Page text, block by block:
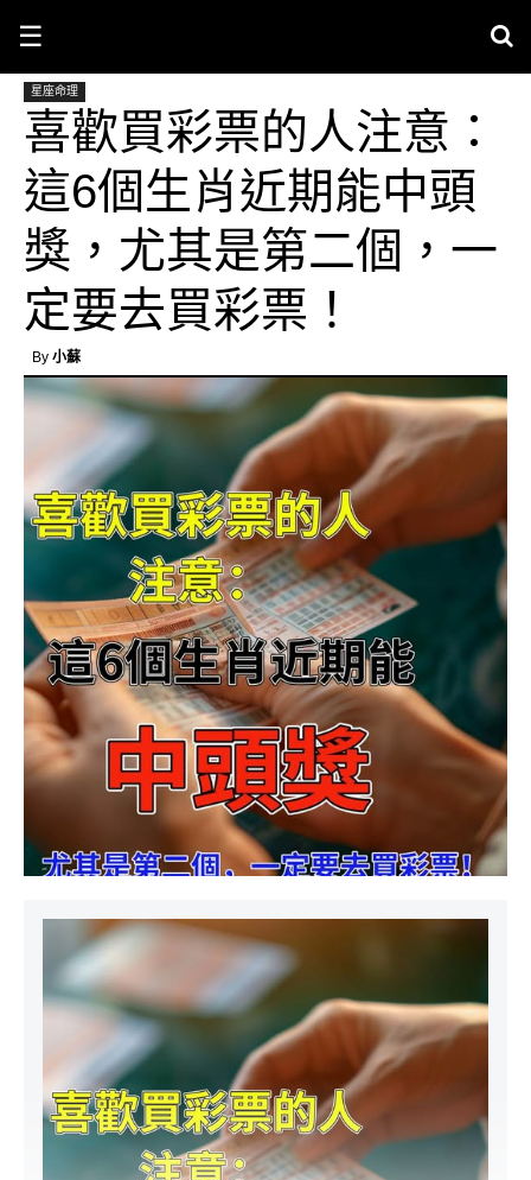
☰
星座命理
喜歡買彩票的人注意：
這6個生肖近期能中頭
獎，尤其是第二個，一
定要去買彩票！
By 小蘇